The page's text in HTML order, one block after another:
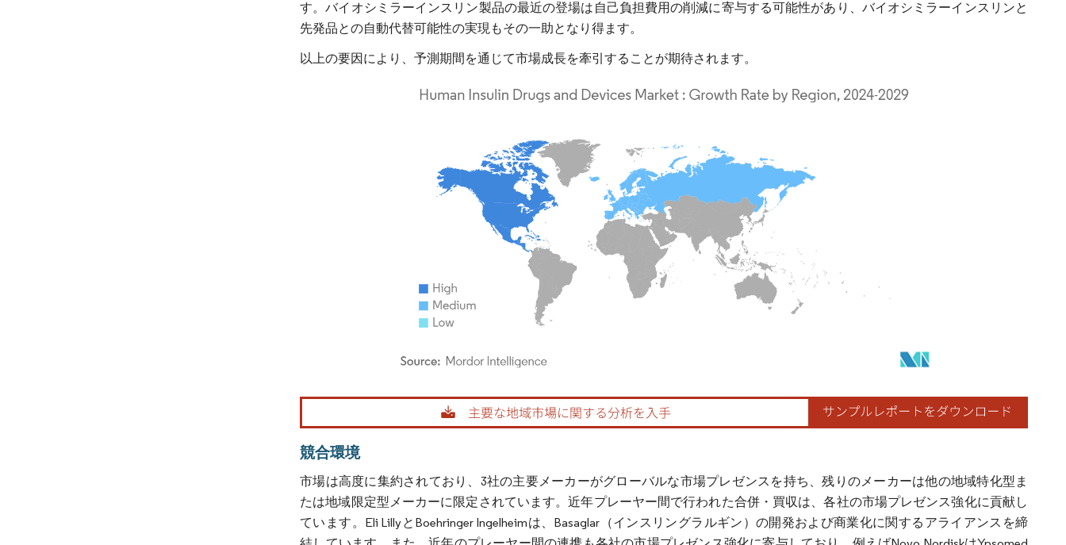
す。バイオシミラーインスリン製品の最近の登場は自己負担費用の削減に寄与する可能性があり、バイオシミラーインスリンと
先発品との自動代替可能性の実現もその一助となり得ます。
以上の要因により、予測期間を通じて市場成長を牽引することが期待されます。
画像 © Mordor Intelligence。再利用にはCC BY 4.0の表示が必要です。
競合環境
市場は高度に集約されており、3社の主要メーカーがグローバルな市場プレゼンスを持ち、残りのメーカーは他の地域特化型ま
たは地域限定型メーカーに限定されています。近年プレーヤー間で行われた合併・買収は、各社の市場プレゼンス強化に貢献し
ています。Eli LillyとBoehringer Ingelheimは、Basaglar（インスリングラルギン）の開発および商業化に関するアライアンスを締